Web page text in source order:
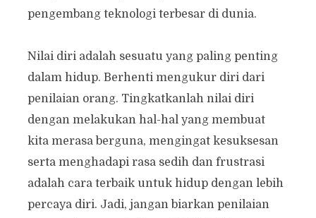
pengembang teknologi terbesar di dunia.
Nilai diri adalah sesuatu yang paling penting
dalam hidup. Berhenti mengukur diri dari
penilaian orang. Tingkatkanlah nilai diri
dengan melakukan hal-hal yang membuat
kita merasa berguna, mengingat kesuksesan
serta menghadapi rasa sedih dan frustrasi
adalah cara terbaik untuk hidup dengan lebih
percaya diri. Jadi, jangan biarkan penilaian